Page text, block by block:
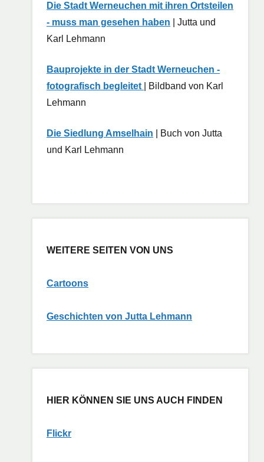
Die Stadt Werneuchen mit ihren Ortsteilen
- muss man gesehen haben | Jutta und
Karl Lehmann
Bauprojekte in der Stadt Werneuchen -
fotografisch begleitet
| Bildband von Karl
Lehmann
Die Siedlung Amselhain | Buch von Jutta
und Karl Lehmann
WEITERE SEITEN VON UNS
Cartoons
Geschichten von Jutta Lehmann
HIER KÖNNEN SIE UNS AUCH FINDEN
Flickr